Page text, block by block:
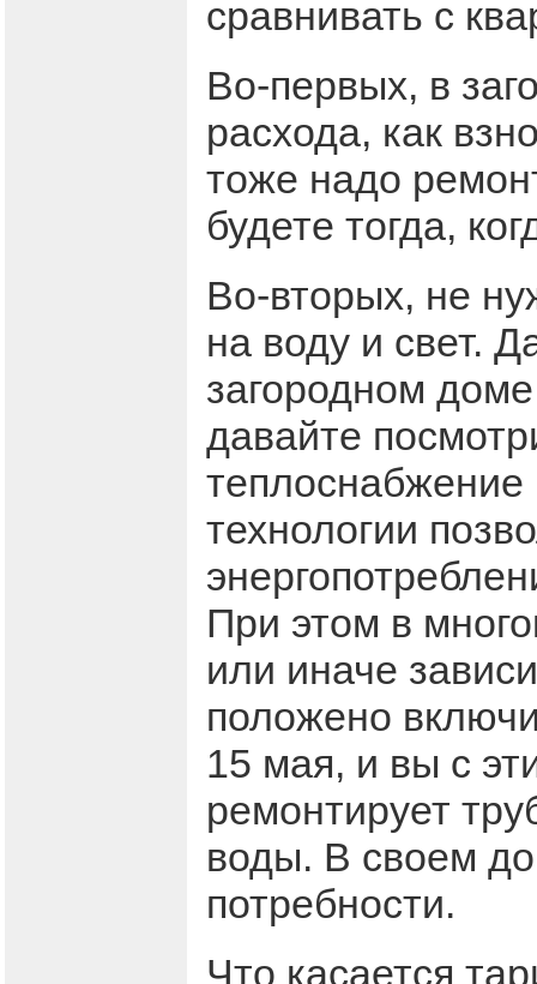
сравнивать с
Во-первых, в
расхода, как
тоже надо
будете тогда,
Во-вторых, не
на воду и свет.
загородном
давайте
технологии
При этом в
или иначе
положено
15 мая, и вы с
ремонтирует
воды. В своем
потребности.
Что касается